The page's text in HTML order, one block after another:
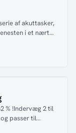
af akuttasker,
i et nært
% !Indervæg 2 til
passer til